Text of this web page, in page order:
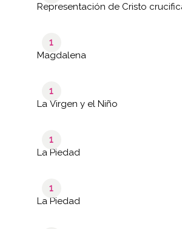
Representación de Cristo
1
Magdalena
1
La Virgen y el Niño
1
La Piedad
1
La Piedad